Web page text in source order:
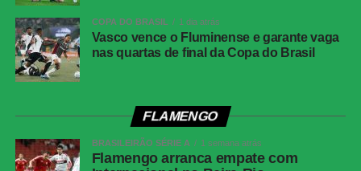
Data e horário
Local: São Januário, no Rio de Janeiro
Independiente Medellín x Deportivo Cali
Colombiano)
Local: Estádio Metropolitano Ciudad de Itaguí
FICHA
COPA DO BRASIL 1 dia atrás
Vasco vence o Fluminense e garante vaga
nas quartas de final da Copa do Brasil
FLAMENGO
BRASILEIRÃO SÉRIE A 1 semana atrás
Flamengo arranca empate com